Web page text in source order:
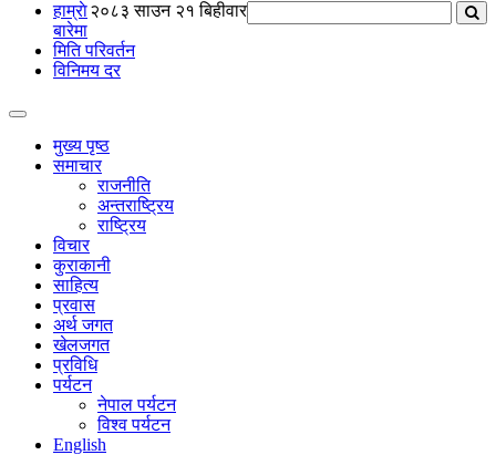
२०८३ साउन २१ बिहीवार
हाम्राे
बारेमा
मिति परिवर्तन
विनिमय दर
मुख्य पृष्ठ
समाचार
राजनीति
अन्तराष्ट्रिय
राष्ट्रिय
विचार
कुराकानी
साहित्य
प्रवास
अर्थ जगत
खेलजगत
प्रविधि
पर्यटन
नेपाल पर्यटन
विश्व पर्यटन
English